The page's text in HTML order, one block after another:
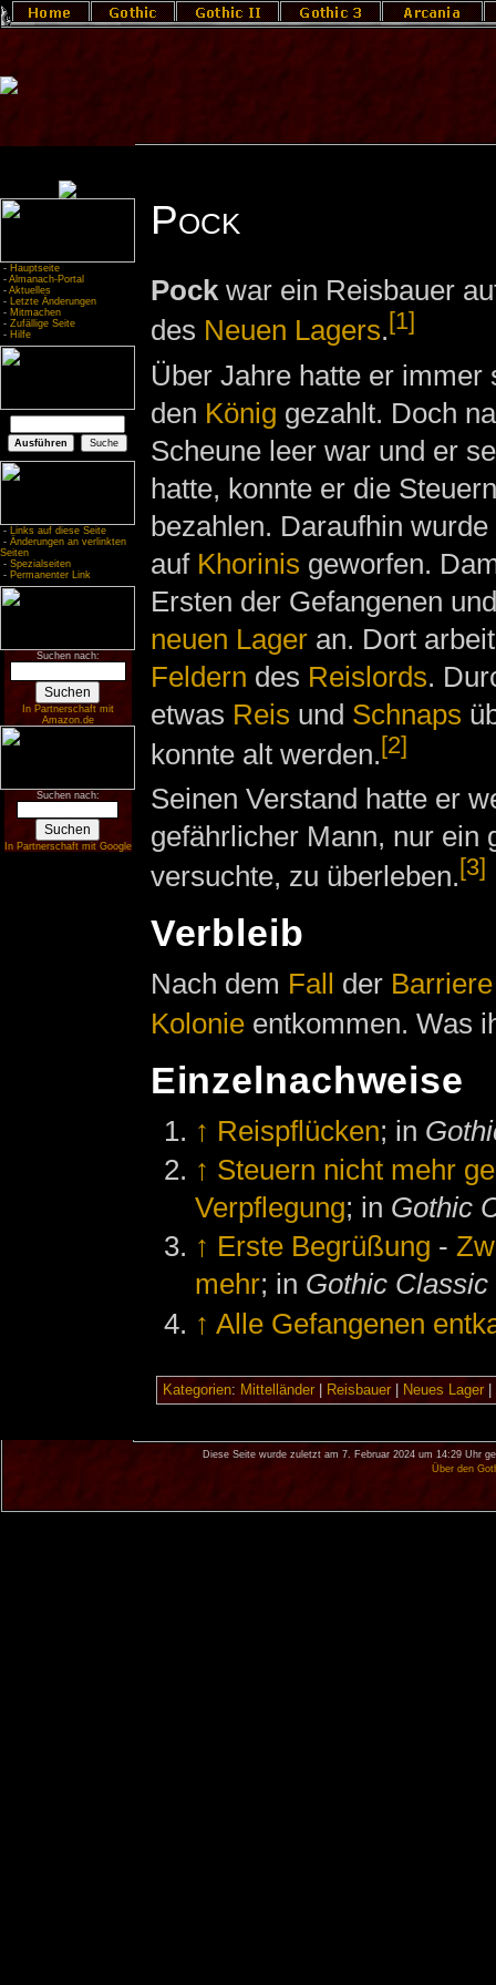
- Hauptseite
- Almanach-Portal
- Aktuelles
- Letzte Änderungen
- Mitmachen
- Zufällige Seite
- Hilfe
- Links auf diese Seite
- Änderungen an verlinkten
Seiten
- Spezialseiten
- Permanenter Link
Suchen nach:
In Partnerschaft mit
Amazon.de
Suchen nach:
In Partnerschaft mit Google
Pock
Pockwar ein Reisbauer
des Neuen Lagers. [1]
Über Jahre hatte er immer
den König gezahlt. Doch
Scheune leer war und er
hatte, konnte er die
bezahlen. Daraufhin
auf Khorinis geworfen.
Ersten der Gefangenen
neuen Lageran. Dort
Feldern des Reislords.
etwas Reis und Schnaps
konnte alt werden.[2]
Seinen Verstand hatte er
gefährlicher Mann, nur ein
versuchte, zu überleben.[3]
Verbleib
Nach dem Fall der Barriere
Kolonieentkommen. Was
Einzelnachweise
↑ Reispflücken; in
↑ Steuern nicht mehr
Verpflegung; in Gothic
↑ Erste Begrüßung -
mehr; in Gothic Classic
↑ Alle Gefangenen
Kategorien: Mittelländer| Reisbauer| Neues Lager|
Diese Seite wurde zuletzt am 7. Februar 2024 um 14:29 Uhr
Über den